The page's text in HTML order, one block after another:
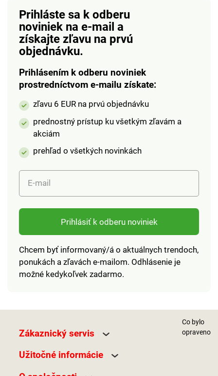
Prihláste sa k odberu
noviniek na e-mail a
získajte zľavu na prvú
objednávku.
Prihlásením k odberu noviniek
prostredníctvom e-mailu získate:
zľavu 6 EUR na prvú objednávku
prednostný prístup ku všetkým zľavám a
akciám
prehľad o všetkých novinkách
E-mail
Prihlásiť k odberu noviniek
Chcem byť informovaný/á o aktuálnych trendoch,
ponukách a zľavách e-mailom. Odhlásenie je
možné kedykoľvek zadarmo.
Zákaznický servis
Užitočné informácie
Co bylo
opraveno